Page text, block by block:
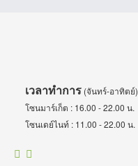
เวลาทำการ(จันทร์-อาทิตย์)
โซนมาร์เก็ต : 16.00 - 22.00 น.
โซนเดย์ไนท์ : 11.00 - 22.00 น.